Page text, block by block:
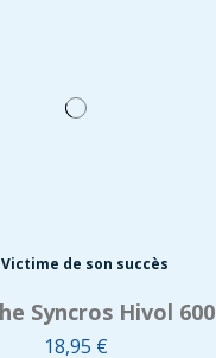
Victime de son succès
Syncros Hivol 600
18,95 €